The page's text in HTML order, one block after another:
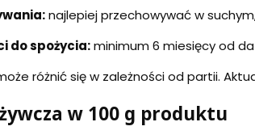
najlepiej przechowywać w
do spożycia:minimum 6 miesięcy od
różnić się w zależności od partii.
w 100 g produktu